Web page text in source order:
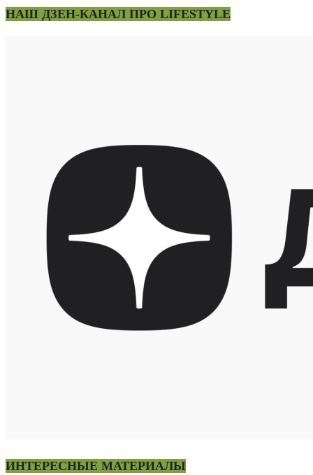
НАШ ДЗЕН-КАНАЛ ПРО LIFESTYLE
ИНТЕРЕСНЫЕ МАТЕРИАЛЫ